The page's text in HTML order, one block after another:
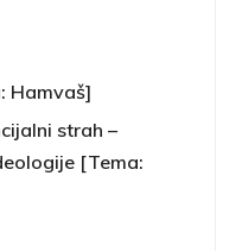
Hamvaš]
strah –
[Tema: